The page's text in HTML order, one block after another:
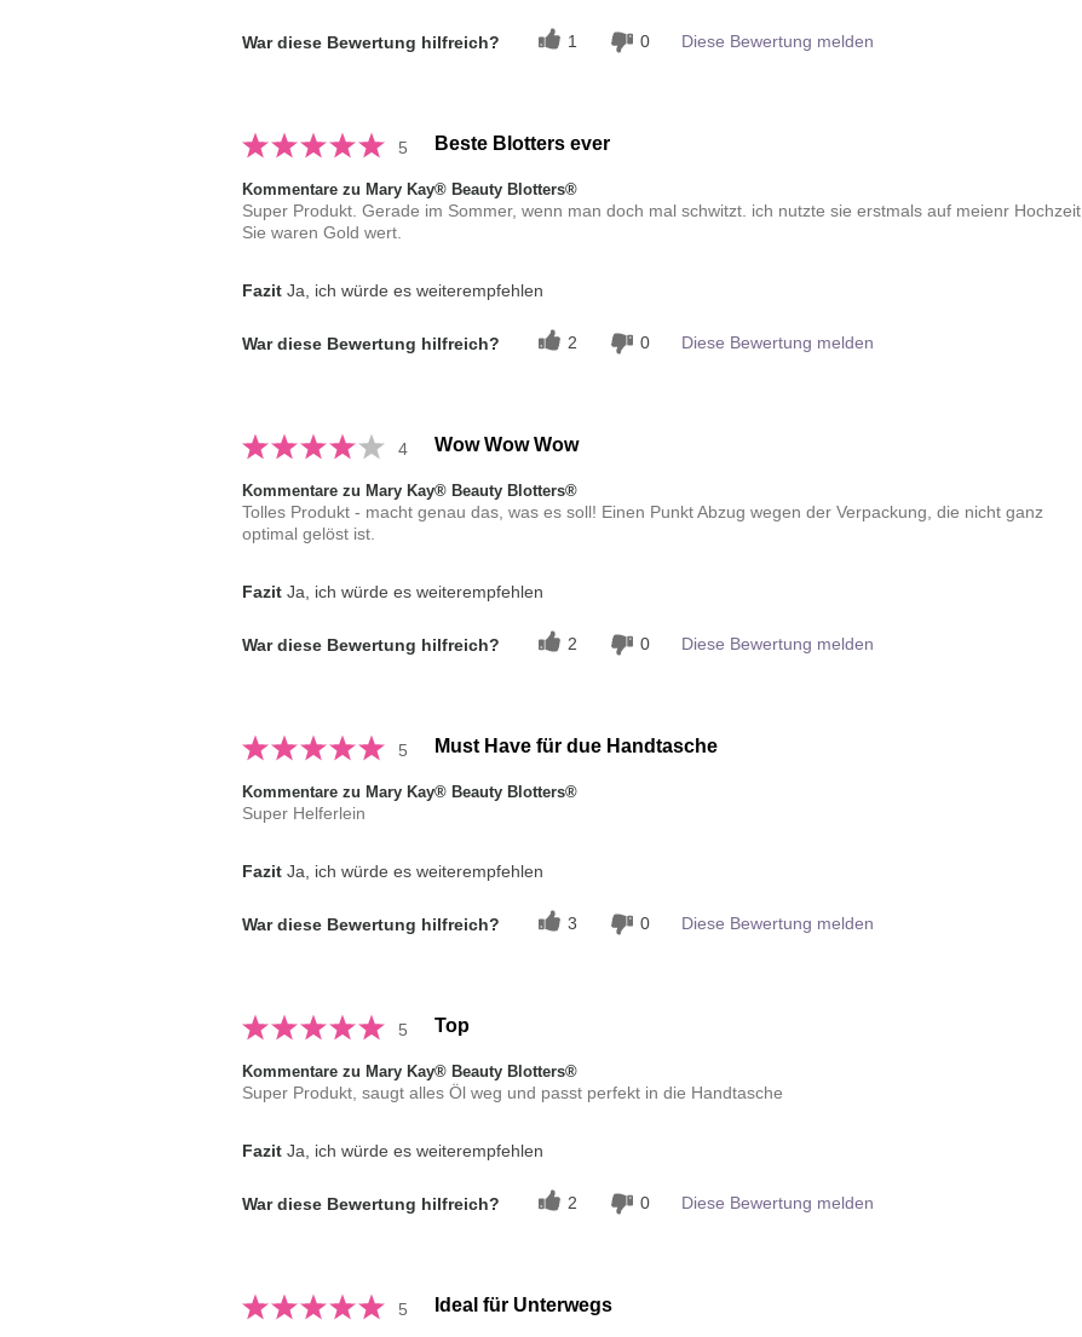
War diese Bewertung hilfreich? 1 0 Diese Bewertung melden
5 Beste Blotters ever
Kommentare zu Mary Kay® Beauty Blotters®
Super Produkt. Gerade im Sommer, wenn man doch mal schwitzt. ich nutzte sie erstmals auf meienr Hochzeit.
Sie waren Gold wert.
FazitJa, ich würde es weiterempfehlen
War diese Bewertung hilfreich? 2 0 Diese Bewertung melden
4 Wow Wow Wow
Kommentare zu Mary Kay® Beauty Blotters®
Tolles Produkt - macht genau das, was es soll! Einen Punkt Abzug wegen der Verpackung, die nicht ganz
optimal gelöst ist.
FazitJa, ich würde es weiterempfehlen
War diese Bewertung hilfreich? 2 0 Diese Bewertung melden
5 Must Have für due Handtasche
Kommentare zu Mary Kay® Beauty Blotters®
Super Helferlein
FazitJa, ich würde es weiterempfehlen
War diese Bewertung hilfreich? 3 0 Diese Bewertung melden
5 Top
Kommentare zu Mary Kay® Beauty Blotters®
Super Produkt, saugt alles Öl weg und passt perfekt in die Handtasche
FazitJa, ich würde es weiterempfehlen
War diese Bewertung hilfreich? 2 0 Diese Bewertung melden
5 Ideal für Unterwegs